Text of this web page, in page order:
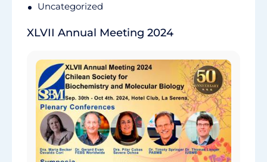
Uncategorized
XLVII Annual Meeting 2024